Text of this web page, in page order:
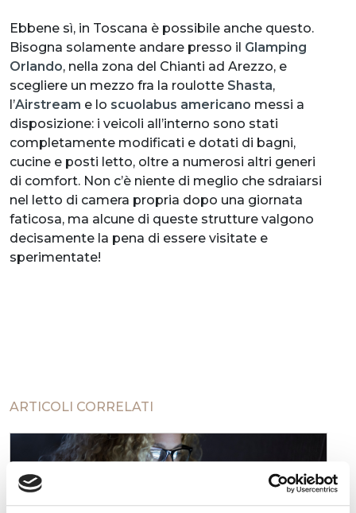
Ebbene sì, in Toscana è possibile anche questo.
Bisogna solamente andare presso il Glamping
Orlando, nella zona del Chianti ad Arezzo, e
scegliere un mezzo fra la roulotte Shasta,
l’Airstream e lo scuolabus americano messi a
disposizione: i veicoli all’interno sono stati
completamente modificati e dotati di bagni,
cucine e posti letto, oltre a numerosi altri generi
di comfort. Non c’è niente di meglio che sdraiarsi
nel letto di camera propria dopo una giornata
faticosa, ma alcune di queste strutture valgono
decisamente la pena di essere visitate e
sperimentate!
ARTICOLI CORRELATI